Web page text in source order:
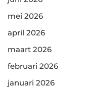
mei 2026
april 2026
maart 2026
februari 2026
januari 2026